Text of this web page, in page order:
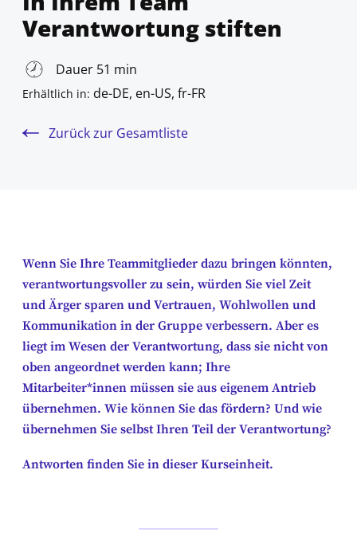
Verantwortung stiften
Dauer 51 min
Erhältlich in: de-DE, en-US, fr-FR
Zurück zur Gesamtliste
Wenn Sie Ihre Teammitglieder dazu bringen könnten,
verantwortungsvoller zu sein, würden Sie viel Zeit
und Ärger sparen und Vertrauen, Wohlwollen und
Kommunikation in der Gruppe verbessern. Aber es
liegt im Wesen der Verantwortung, dass sie nicht von
oben angeordnet werden kann; Ihre
Mitarbeiter*innen müssen sie aus eigenem Antrieb
übernehmen. Wie können Sie das fördern? Und wie
übernehmen Sie selbst Ihren Teil der Verantwortung?
Antworten finden Sie in dieser Kurseinheit.